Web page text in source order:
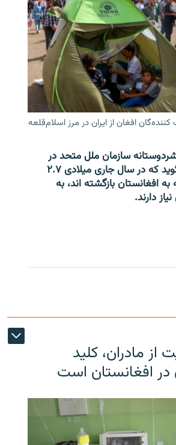
افغان از ایران در مرز اسلام‌قلعه
سازمان ملل متحد در
افغانستان (اوچا) می‌گوید که در سال جاری میلادی ۲.۷
افغانستان بازگشته اند، به
دارند.
مادران، کلید
در افغانستان است